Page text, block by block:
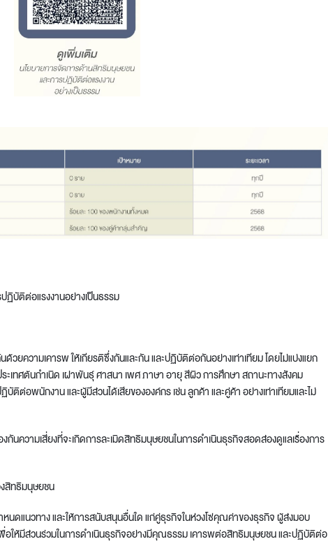
บัติต่อแรงงานอย่างเป็นธรรม
ยความเคารพ ให้เกียรติซึ่งกันและกัน และปฏิบัติต่อกันอย่างเท่าเทียม โดยไม่แบ่งแยก
เทศต้นกำเนิด เผ่าพันธุ์ ศาสนา เพศ ภาษา อายุ สีผิว การศึกษา สถานะทางสังคม
ติต่อพนักงาน และผู้มีส่วนได้เสียขององค์กร เช่น ลูกค้า และคู่ค้า อย่างเท่าเทียมและไม่
กันความเสี่ยงที่จะเกิดการละเมิดสิทธิมนุษยชนในการดำเนินธุรกิจสอดส่องดูแลเรื่องการ
สิทธิมนุษยชน
หนดแนวทาง และให้การสนับสนุนอื่นใด แก่คู่ธุรกิจในห่วงโซ่คุณค่าของธุรกิจ ผู้ส่งมอบ
ให้มีส่วนร่วมในการดำเนินธุรกิจอย่างมีคุณธรรม เคารพต่อสิทธิมนุษยชน และปฏิบัติต่อ